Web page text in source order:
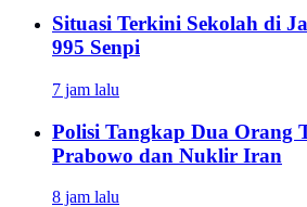
Situasi Terkini Sekolah di
995 Senpi
7 jam lalu
Polisi Tangkap Dua Orang
Prabowo dan Nuklir Iran
8 jam lalu